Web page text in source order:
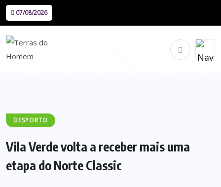
07/08/2026
DESPORTO
Vila Verde volta a receber mais uma
etapa do Norte Classic